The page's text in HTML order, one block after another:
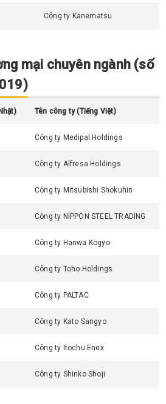
Công ty Kanematsu
mại chuyên ngành (số
Tên công ty (Tiếng Việt)
Công ty Medipal Holdings
Công ty Alfresa Holdings
Công ty Mitsubishi Shokuhin
Công ty NIPPON STEEL TRADING
Công ty Hanwa Kogyo
Công ty Toho Holdings
Công ty PALTAC
Công ty Kato Sangyo
Công ty Itochu Enex
Công ty Shinko Shoji